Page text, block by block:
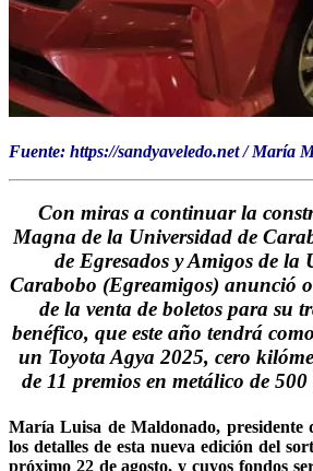
Fuente: https://sandyaveledo.net / María
Con miras a continuar la
Magna de la Universidad de
de Egresados y Amigos de la
Carabobo (Egreamigos) anunció
de la venta de boletos para su
benéfico, que este año tendrá
un Toyota Agya 2025, cero
de 11 premios en metálico de
María Luisa de Maldonado, presidente
los detalles de esta nueva edición del
próximo 22 de agosto, y cuyos fondos